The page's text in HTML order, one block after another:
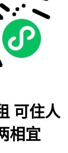
可住人
相宜